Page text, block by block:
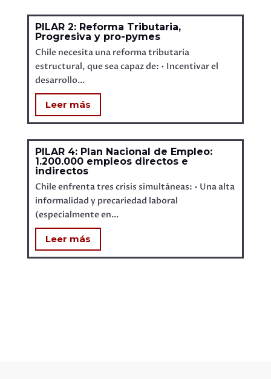
PILAR 2: Reforma Tributaria,
Progresiva y pro-pymes
Chile necesita una reforma tributaria
estructural, que sea capaz de: • Incentivar el
desarrollo...
Leer más
PILAR 4: Plan Nacional de Empleo:
1.200.000 empleos directos e
indirectos
Chile enfrenta tres crisis simultáneas: • Una alta
informalidad y precariedad laboral
(especialmente en...
Leer más